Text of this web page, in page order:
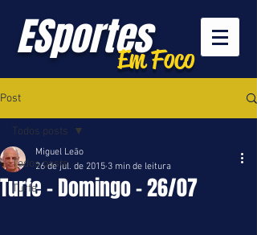
ESportesEm Foco
Post
Todos posts
Turfe
Todos posts
Turfe - Domingo - 26/07
Miguel Leão
26 de jul. de 2015 3 min de leitura